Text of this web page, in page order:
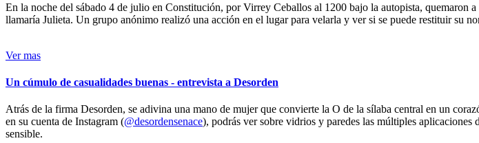
En la noche del sábado 4 de julio en Constitución, por Virrey Ceballos al 1200 bajo la autopista, quemaron
llamaría Julieta. Un grupo anónimo realizó una acción en el lugar para velarla y ver si se puede restituir su
Ver mas
Un cúmulo de casualidades buenas - entrevista a Desorden
Atrás de la firma Desorden, se adivina una mano de mujer que convierte la O de la sílaba central en un
en su cuenta de Instagram (@desordensenace), podrás ver sobre vidrios y paredes las múltiples aplicaciones
sensible.